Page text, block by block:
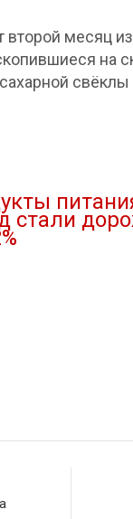
месяц
на
свёклы
стали